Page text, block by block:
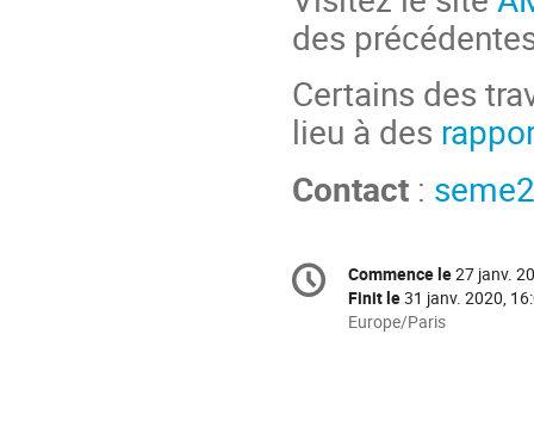
des
Certains des
lieu à des
Contact :
Information
de
Date/Heure
Commence le27 janv.
Finit le31 janv. 2020,
Toutes
Europe/Paris